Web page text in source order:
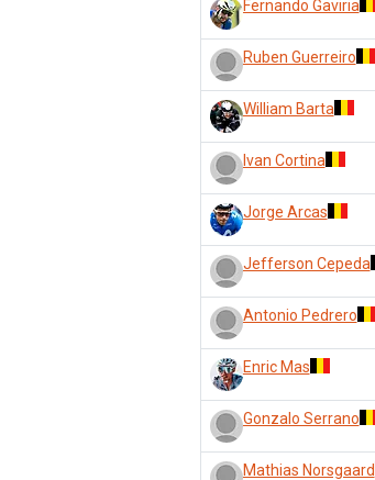
Fernando Gaviria
Ruben Guerreiro
William Barta
Ivan Cortina
Jorge Arcas
Jefferson Cepeda
Antonio Pedrero
Enric Mas
Gonzalo Serrano
Mathias Norsgaard